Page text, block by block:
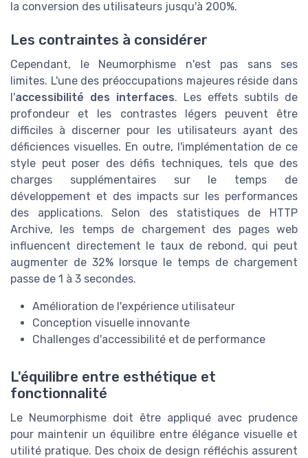
la conversion des utilisateurs jusqu'à 200%.
Les contraintes à considérer
Cependant, le Neumorphisme n'est pas sans ses
limites. L'une des préoccupations majeures réside dans
l'accessibilité des interfaces. Les effets subtils de
profondeur et les contrastes légers peuvent être
difficiles à discerner pour les utilisateurs ayant des
déficiences visuelles. En outre, l'implémentation de ce
style peut poser des défis techniques, tels que des
charges supplémentaires sur le temps de
développement et des impacts sur les performances
des applications. Selon des statistiques de HTTP
Archive, les temps de chargement des pages web
influencent directement le taux de rebond, qui peut
augmenter de 32% lorsque le temps de chargement
passe de 1 à 3 secondes.
Amélioration de l'expérience utilisateur
Conception visuelle innovante
Challenges d'accessibilité et de performance
L'équilibre entre esthétique et
fonctionnalité
Le Neumorphisme doit être appliqué avec prudence
pour maintenir un équilibre entre élégance visuelle et
utilité pratique. Des choix de design réfléchis assurent